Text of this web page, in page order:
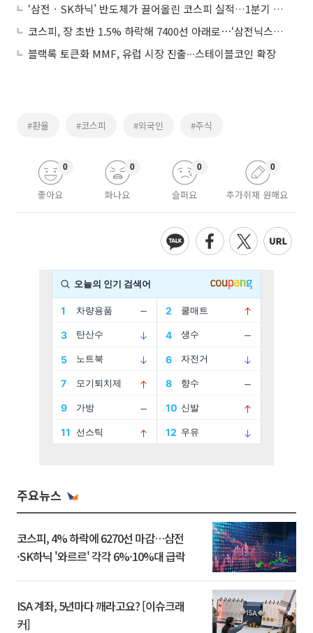
‘삼전ㆍSK하닉’ 반도체가 끌어올린 코스피 실적…1분기 연결 영업익 176% 급증
코스피, 장 초반 1.5% 하락해 7400선 아래로⋯‘삼전닉스’ 약세
블랙록 토큰화 MMF, 유럽 시장 진출∙∙∙스테이블코인 확장
#환율 #코스피 #외국인 #주식
좋아요
0
화나요
0
슬퍼요
0
추가취재 원해요
0
주요뉴스
코스피, 4% 하락에 6270선 마감…삼전
·SK하닉 '와르르' 각각 6%·10%대 급락
ISA 계좌, 5년마다 깨라고요? [이슈크래
커]